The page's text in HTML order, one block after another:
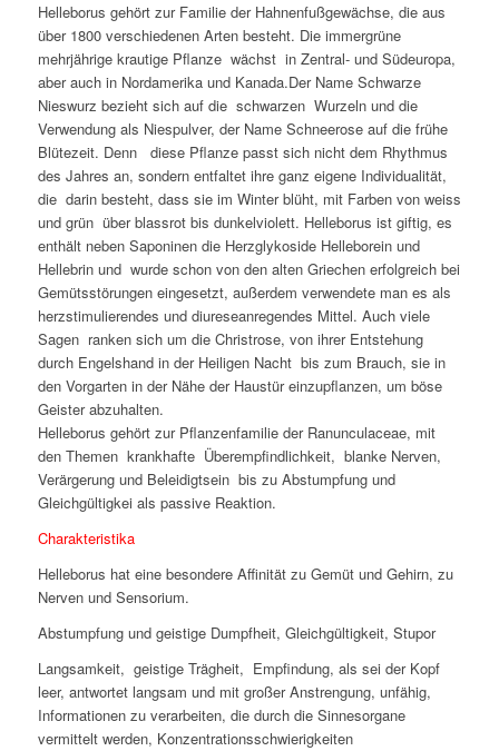
Helleborus gehört zur Familie der Hahnenfußgewächse, die aus
über 1800 verschiedenen Arten besteht. Die immergrüne
mehrjährige krautige Pflanze wächst in Zentral- und Südeuropa,
aber auch in Nordamerika und Kanada.Der Name Schwarze
Nieswurz bezieht sich auf die schwarzen Wurzeln und die
Verwendung als Niespulver, der Name Schneerose auf die frühe
Blütezeit. Denn diese Pflanze passt sich nicht dem Rhythmus
des Jahres an, sondern entfaltet ihre ganz eigene Individualität,
die darin besteht, dass sie im Winter blüht, mit Farben von weiss
und grün über blassrot bis dunkelviolett. Helleborus ist giftig, es
enthält neben Saponinen die Herzglykoside Helleborein und
Hellebrin und wurde schon von den alten Griechen erfolgreich bei
Gemütsstörungen eingesetzt, außerdem verwendete man es als
herzstimulierendes und diureseanregendes Mittel. Auch viele
Sagen ranken sich um die Christrose, von ihrer Entstehung
durch Engelshand in der Heiligen Nacht bis zum Brauch, sie in
den Vorgarten in der Nähe der Haustür einzupflanzen, um böse
Geister abzuhalten.
Helleborus gehört zur Pflanzenfamilie der Ranunculaceae, mit
den Themen krankhafte Überempfindlichkeit, blanke Nerven,
Verärgerung und Beleidigtsein bis zu Abstumpfung und
Gleichgültigkei als passive Reaktion.
Charakteristika
Helleborus hat eine besondere Affinität zu Gemüt und Gehirn, zu
Nerven und Sensorium.
Abstumpfung und geistige Dumpfheit, Gleichgültigkeit, Stupor
Langsamkeit, geistige Trägheit, Empfindung, als sei der Kopf
leer, antwortet langsam und mit großer Anstrengung, unfähig,
Informationen zu verarbeiten, die durch die Sinnesorgane
vermittelt werden, Konzentrationsschwierigkeiten